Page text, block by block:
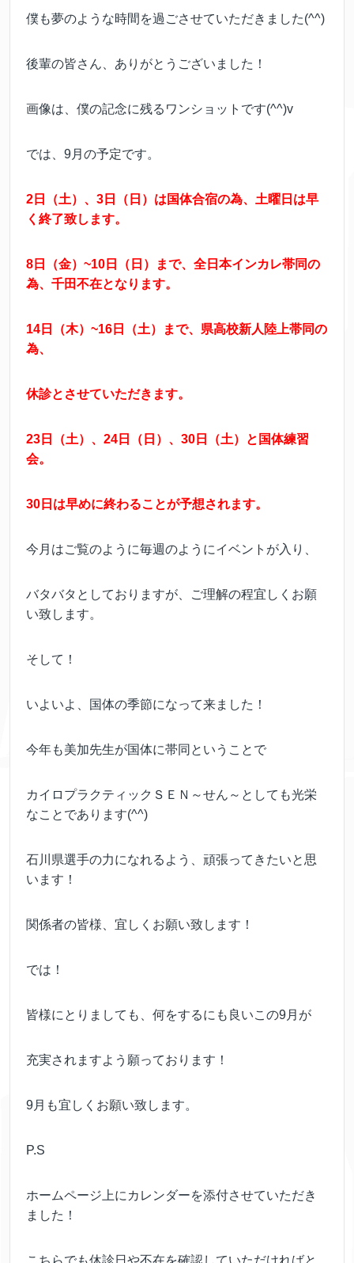
僕も夢のような時間を過ごさせていただきました(^^)
後輩の皆さん、ありがとうございました！
画像は、僕の記念に残るワンショットです(^^)v
では、9月の予定です。
2日（土）、3日（日）は国体合宿の為、土曜日は早
く終了致します。
8日（金）~10日（日）まで、全日本インカレ帯同の
為、千田不在となります。
14日（木）~16日（土）まで、県高校新人陸上帯同の
為、
休診とさせていただきます。
23日（土）、24日（日）、30日（土）と国体練習
会。
30日は早めに終わることが予想されます。
今月はご覧のように毎週のようにイベントが入り、
バタバタとしておりますが、ご理解の程宜しくお願
い致します。
そして！
いよいよ、国体の季節になって来ました！
今年も美加先生が国体に帯同ということで
カイロプラクティックＳＥＮ～せん～としても光栄
なことであります(^^)
石川県選手の力になれるよう、頑張ってきたいと思
います！
関係者の皆様、宜しくお願い致します！
では！
皆様にとりましても、何をするにも良いこの9月が
充実されますよう願っております！
9月も宜しくお願い致します。
P.S
ホームページ上にカレンダーを添付させていただき
ました！
こちらでも休診日や不在を確認していただければと